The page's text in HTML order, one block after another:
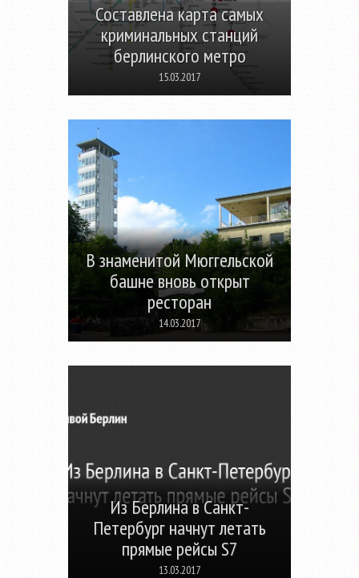
Составлена карта самых
криминальных станций
берлинского метро
15.03.2017
В знаменитой Мюггельской
башне вновь открыт
ресторан
14.03.2017
Из Берлина в Санкт-
Петербург начнут летать
прямые рейсы S7
13.03.2017